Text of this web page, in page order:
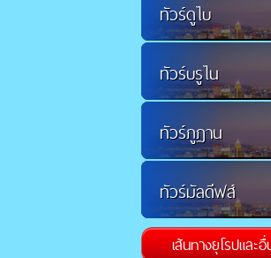
ทัวร์ดูไบ
ทัวร์บรูไน
ทัวร์ภูฏาน
ทัวร์มัลดีฟส์
เส้นทางยุโรปและ